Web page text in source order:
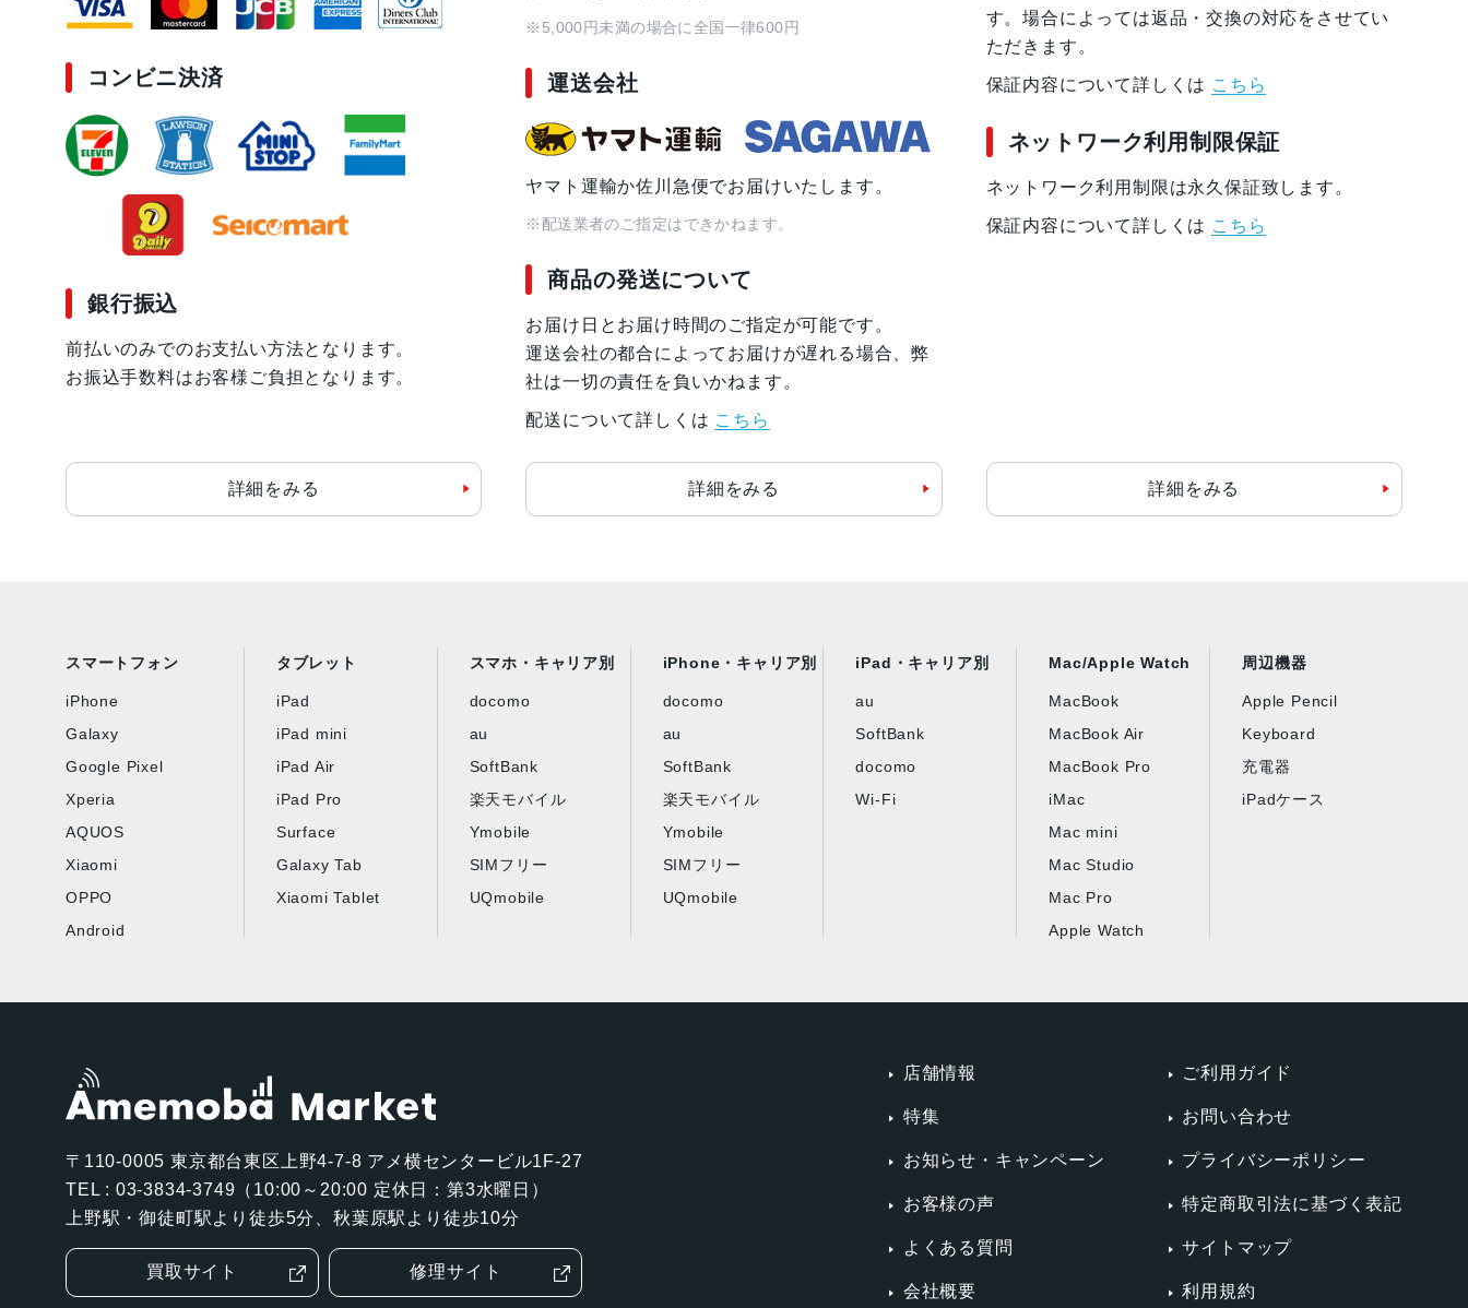
コンビニ決済
銀行振込
前払いのみでのお支払い方法となります。
お振込手数料はお客様ご負担となります。
詳細をみる
※5,000円未満の場合に全国一律600円
運送会社
ヤマト運輸か佐川急便でお届けいたします。
※配送業者のご指定はできかねます。
商品の発送について
お届け日とお届け時間のご指定が可能です。
運送会社の都合によってお届けが遅れる場合、弊
社は一切の責任を負いかねます。
配送について詳しくは こちら
詳細をみる
す。場合によっては返品・交換の対応をさせてい
ただきます。
保証内容について詳しくは こちら
ネットワーク利用制限保証
ネットワーク利用制限は永久保証致します。
保証内容について詳しくは こちら
詳細をみる
スマートフォン
iPhone
Galaxy
Google Pixel
Xperia
AQUOS
Xiaomi
OPPO
Android
タブレット
iPad
iPad mini
iPad Air
iPad Pro
Surface
Galaxy Tab
Xiaomi Tablet
スマホ・キャリア別
docomo
au
SoftBank
楽天モバイル
Ymobile
SIMフリー
UQmobile
iPhone・キャリア別
docomo
au
SoftBank
楽天モバイル
Ymobile
SIMフリー
UQmobile
iPad・キャリア別
au
SoftBank
docomo
Wi-Fi
Mac/Apple Watch
MacBook
MacBook Air
MacBook Pro
iMac
Mac mini
Mac Studio
Mac Pro
Apple Watch
周辺機器
Apple Pencil
Keyboard
充電器
iPadケース
〒110-0005 東京都台東区上野4-7-8 アメ横センタービル1F-27
TEL : 03-3834-3749（10:00～20:00 定休日：第3水曜日）
上野駅・御徒町駅より徒歩5分、秋葉原駅より徒歩10分
買取サイト 修理サイト
店舗情報
特集
お知らせ・キャンペーン
お客様の声
よくある質問
会社概要
ご利用ガイド
お問い合わせ
プライバシーポリシー
特定商取引法に基づく表記
サイトマップ
利用規約